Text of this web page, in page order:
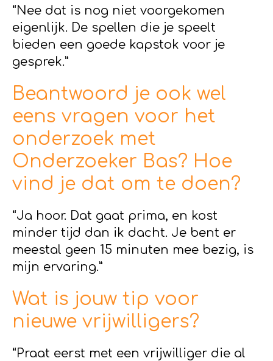
“Nee dat is nog niet voorgekomen
eigenlijk. De spellen die je speelt
bieden een goede kapstok voor je
gesprek.”
Beantwoord je ook wel
eens vragen voor het
onderzoek met
Onderzoeker Bas? Hoe
vind je dat om te doen?
“Ja hoor. Dat gaat prima, en kost
minder tijd dan ik dacht. Je bent er
meestal geen 15 minuten mee bezig, is
mijn ervaring.”
Wat is jouw tip voor
nieuwe vrijwilligers?
“Praat eerst met een vrijwilliger die al